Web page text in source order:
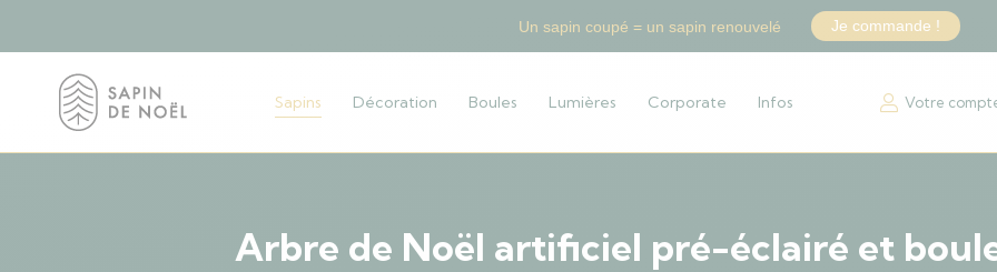
Sapins Décoration Boules Lumières Corporate Infos Votre
Arbre de Noël artificiel pré-éclairé et
Un sapin coupé = un sapin renouvelé Je commande !